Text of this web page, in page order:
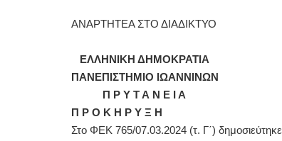
ΑΝΑΡΤΗΤΕΑ ΣΤΟ ΔΙΑΔΙΚΤΥΟ
ΕΛΛΗΝΙΚΗ ΔΗΜΟΚΡΑΤΙΑ
ΠΑΝΕΠΙΣΤΗΜΙΟ ΙΩΑΝΝΙΝΩΝ
Π Ρ Υ Τ Α Ν Ε Ι Α
Π Ρ Ο Κ Η Ρ Υ Ξ Η
Στο ΦΕΚ 765/07.03.2024 (τ. Γ΄)